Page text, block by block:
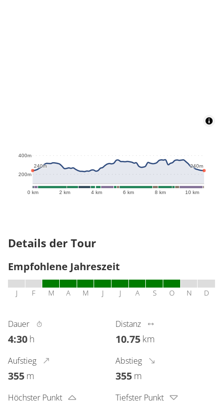
0 km 2 km 4 km 6 km 8 km 10 km
200m
400m
240m 240m
359m
Details der Tour
Empfohlene Jahreszeit
J F M A M J J A S O N D
Dauer
4:30 h
Distanz
10.75 km
Aufstieg
355 m
Abstieg
355 m
Höchster Punkt Tiefster Punkt